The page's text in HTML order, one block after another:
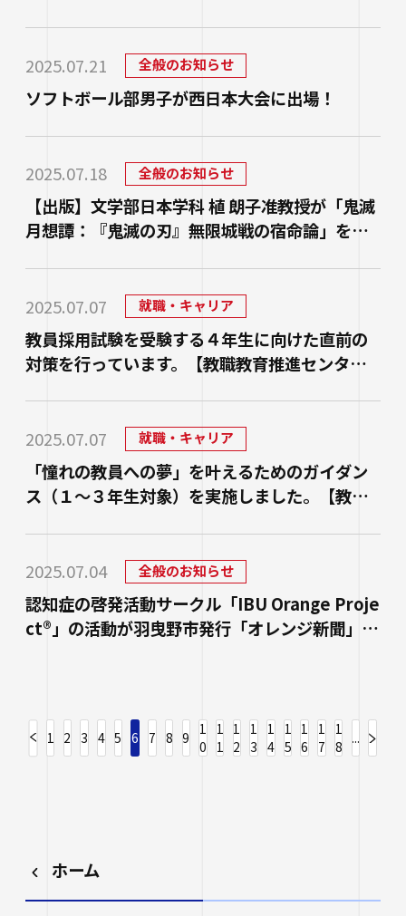
ホーム
2025.07.21 全般のお知らせ
ソフトボール部男子が西日本大会に出場！
2025.07.18 全般のお知らせ
【出版】文学部日本学科 植 朗子准教授が「鬼滅
月想譚：『鬼滅の刃』無限城戦の宿命論」を出
2025.07.07 就職・キャリア
教員採用試験を受験する４年生に向けた直前の
対策を行っています。【教職教育推進センター
2025.07.07 就職・キャリア
「憧れの教員への夢」を叶えるためのガイダン
ス（１～３年生対象）を実施しました。【教職
2025.07.04 全般のお知らせ
認知症の啓発活動サークル「IBU Orange Proje
ct®」の活動が羽曳野市発行「オレンジ新聞」に
1 2 3 4 5 6 7 8 9
1
0
1
1
1
2
1
3
1
4
1
5
1
6
1
7
1
8 ...